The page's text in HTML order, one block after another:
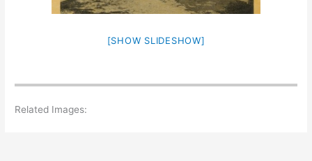
[SHOW SLIDESHOW]
Related Images: